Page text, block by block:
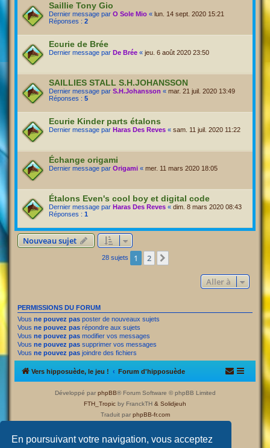
En poursuivant votre navigation, vous acceptez
Saillie Tony Gio
Dernier message par O Sole Mio « lun. 14 sept. 2020 15:21
Réponses : 2
Ecurie de Brée
Dernier message par De Brée « jeu. 6 août 2020 23:50
SAILLIES STALL S.H.JOHANSSON
Dernier message par S.H.Johansson « mar. 21 juil. 2020 13:49
Réponses : 5
Ecurie Kinder parts étalons
Dernier message par Haras Des Reves « sam. 11 juil. 2020 11:22
Échange origami
Dernier message par Origami « mer. 11 mars 2020 18:05
Étalons Even's cool boy et digital code
Dernier message par Haras Des Reves « dim. 8 mars 2020 08:43
Réponses : 1
Nouveau sujet
28 sujets 1 2
Aller à
PERMISSIONS DU FORUM
Vous ne pouvez pas poster de nouveaux sujets
Vous ne pouvez pas répondre aux sujets
Vous ne pouvez pas modifier vos messages
Vous ne pouvez pas supprimer vos messages
Vous ne pouvez pas joindre des fichiers
Vers hipposuède, le jeu ! Forum d'hipposuède
Développé par phpBB® Forum Software © phpBB Limited
FTH_Tropic by FranckTH & Solidjeuh
Traduit par phpBB-fr.com